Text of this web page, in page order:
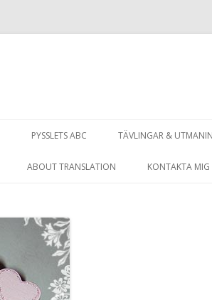
till
PYSSLETS ABC TÄVLINGAR &
ABOUT TRANSLATION KONTAKTA MIG